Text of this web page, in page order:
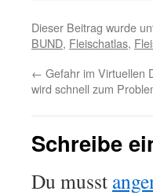
Dieser Beitrag wurde
BUND, Fleischatlas,
← Gefahr im Virtuellen
wird schnell zum
Schreibe
Du musst